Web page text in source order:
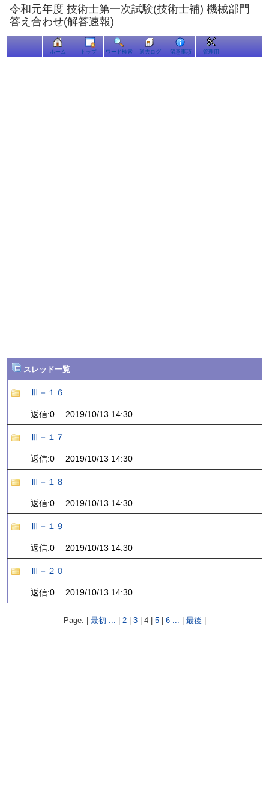
令和元年度 技術士第一次試験(技術士補) 機械部門
答え合わせ(解答速報)
管理用
留意事項
過去ログ
ワード検索
トップ
ホーム
スレッド一覧
Ⅲ－１６
返信:0 2019/10/13 14:30
Ⅲ－１７
返信:0 2019/10/13 14:30
Ⅲ－１８
返信:0 2019/10/13 14:30
Ⅲ－１９
返信:0 2019/10/13 14:30
Ⅲ－２０
返信:0 2019/10/13 14:30
Page: | 最初 ... 2| 3| 4| 5| 6 ... 最後